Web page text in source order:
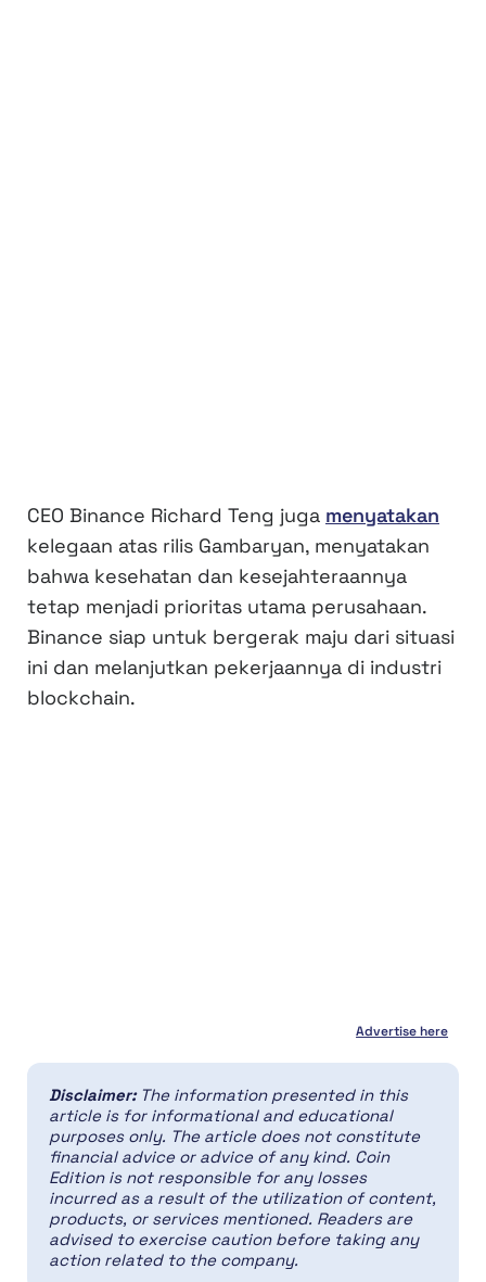
CEO Binance Richard Teng juga menyatakan
kelegaan atas rilis Gambaryan, menyatakan
bahwa kesehatan dan kesejahteraannya
tetap menjadi prioritas utama perusahaan.
Binance siap untuk bergerak maju dari situasi
ini dan melanjutkan pekerjaannya di industri
blockchain.
Advertise here
Disclaimer: The information presented in this
article is for informational and educational
purposes only. The article does not constitute
financial advice or advice of any kind. Coin
Edition is not responsible for any losses
incurred as a result of the utilization of content,
products, or services mentioned. Readers are
advised to exercise caution before taking any
action related to the company.